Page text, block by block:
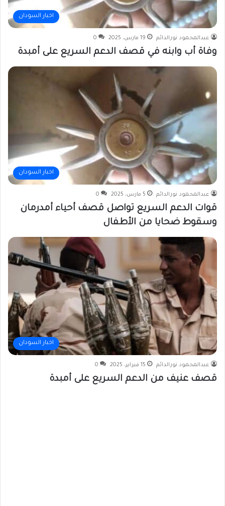
اخبار السودان
عبدالمحمود نورالدائم 19 مارس، 2025 0
وفاة أب وابنه في قصف الدعم السريع على أمبدة
اخبار السودان
عبدالمحمود نورالدائم 5 مارس، 2025 0
قوات الدعم السريع تواصل قصف أحياء أمدرمان
وسقوط ضحايا من الأطفال
اخبار السودان
عبدالمحمود نورالدائم 15 فبراير، 2025 0
قصف عنيف من الدعم السريع على أمبدة